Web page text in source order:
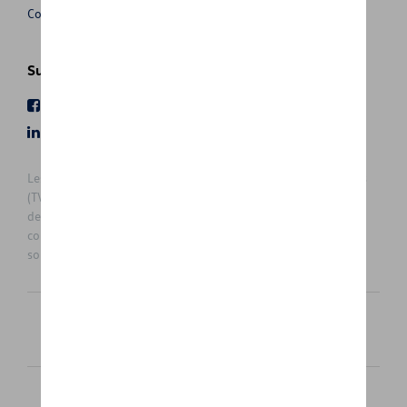
Conditions de vente
Suivez nous
Les prix affichés sur le présent site sont des prix recommandés
(TVAc), hors éventuels frais de montage. Pour connaitre le prix
de vente actuel et les éventuels frais de montage, veuillez
contacter votre concessionnaire/agent. Les prix recommandés
sont sujets à des changements sans préavis.